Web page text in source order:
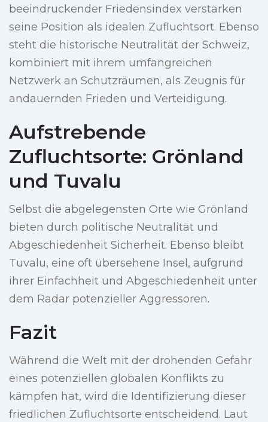
beeindruckender Friedensindex verstärken
seine Position als idealen Zufluchtsort. Ebenso
steht die historische Neutralität der Schweiz,
kombiniert mit ihrem umfangreichen
Netzwerk an Schutzräumen, als Zeugnis für
andauernden Frieden und Verteidigung.
Aufstrebende
Zufluchtsorte: Grönland
und Tuvalu
Selbst die abgelegensten Orte wie Grönland
bieten durch politische Neutralität und
Abgeschiedenheit Sicherheit. Ebenso bleibt
Tuvalu, eine oft übersehene Insel, aufgrund
ihrer Einfachheit und Abgeschiedenheit unter
dem Radar potenzieller Aggressoren.
Fazit
Während die Welt mit der drohenden Gefahr
eines potenziellen globalen Konflikts zu
kämpfen hat, wird die Identifizierung dieser
friedlichen Zufluchtsorte entscheidend. Laut